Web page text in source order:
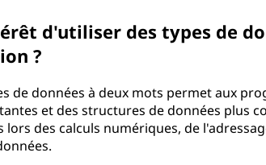
d'utiliser des types de
?
de données à deux mots permet aux
et des structures de données plus
lors des calculs numériques, de